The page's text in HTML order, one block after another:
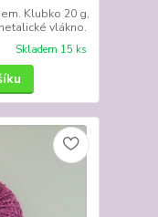
Klubko 20 g,
vlákno.
Skladem 15 ks